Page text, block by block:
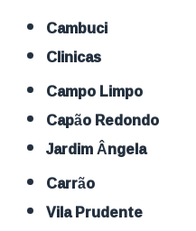
Cambuci
Clinicas
Campo Limpo
Capão Redondo
Jardim Ângela
Carrão
Vila Prudente